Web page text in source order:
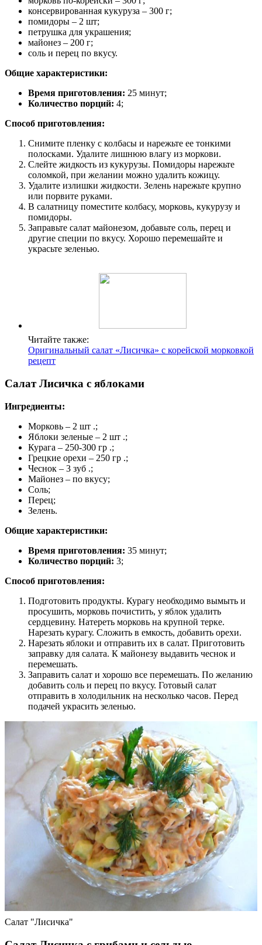
консервированная кукуруза – 300 г;
помидоры – 2 шт;
петрушка для украшения;
майонез – 200 г;
соль и перец по вкусу.
Общие характеристики:
Время приготовления: 25 минут;
Количество порций: 4;
Способ приготовления:
Снимите пленку с колбасы и нарежьте ее тонкими
полосками. Удалите лишнюю влагу из моркови.
Слейте жидкость из кукурузы. Помидоры нарежьте
соломкой, при желании можно удалить кожицу.
Удалите излишки жидкости. Зелень нарежьте крупно
или порвите руками.
В салатницу поместите колбасу, морковь, кукурузу и
помидоры.
Заправьте салат майонезом, добавьте соль, перец и
другие специи по вкусу. Хорошо перемешайте и
украсьте зеленью.
Читайте также:
Оригинальный салат «Лисичка» с корейской морковкой
рецепт
Салат Лисичка с яблоками
Ингредиенты:
Морковь – 2 шт .;
Яблоки зеленые – 2 шт .;
Курага – 250-300 гр .;
Грецкие орехи – 250 гр .;
Чеснок – 3 зуб .;
Майонез – по вкусу;
Соль;
Перец;
Зелень.
Общие характеристики:
Время приготовления: 35 минут;
Количество порций: 3;
Способ приготовления:
Подготовить продукты. Курагу необходимо вымыть и
просушить, морковь почистить, у яблок удалить
сердцевину. Натереть морковь на крупной терке.
Нарезать курагу. Сложить в емкость, добавить орехи.
Нарезать яблоки и отправить их в салат. Приготовить
заправку для салата. К майонезу выдавить чеснок и
перемешать.
Заправить салат и хорошо все перемешать. По желанию
добавить соль и перец по вкусу. Готовый салат
отправить в холодильник на несколько часов. Перед
подачей украсить зеленью.
Салат "Лисичка"